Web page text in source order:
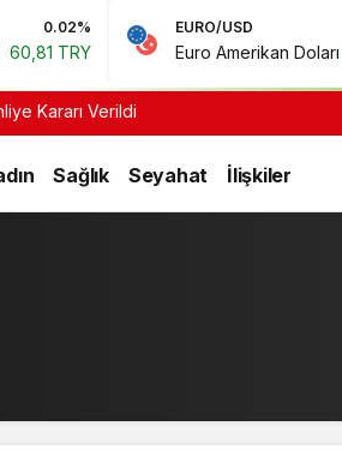
0.02%
TRY
EURO/USD
Euro Amerikan Doları
Kararı Verildi
Sağlık Seyahat İlişkiler